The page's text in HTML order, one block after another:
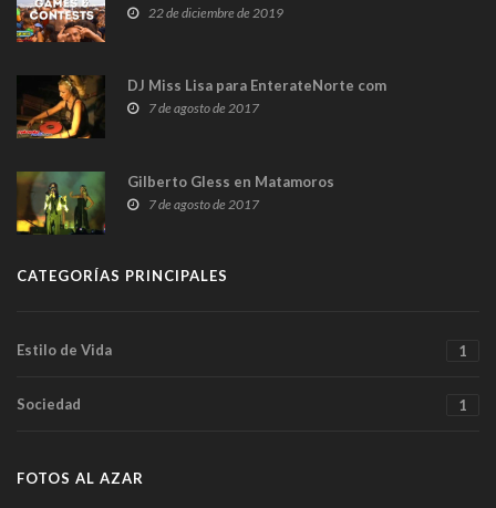
22 de diciembre de 2019
DJ Miss Lisa para EnterateNorte com
7 de agosto de 2017
Gilberto Gless en Matamoros
7 de agosto de 2017
CATEGORÍAS PRINCIPALES
Estilo de Vida 1
Sociedad 1
FOTOS AL AZAR